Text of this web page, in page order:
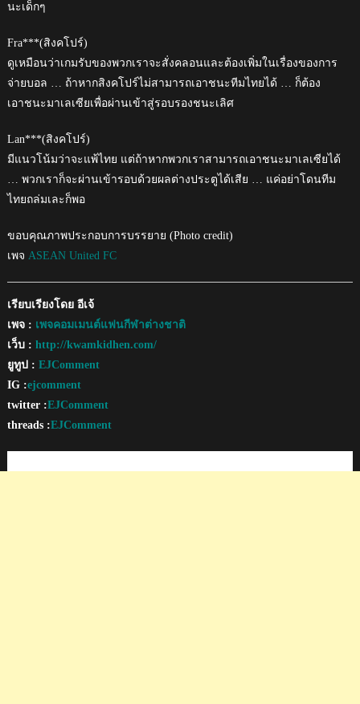
นะเด็กๆ
Fra***(สิงคโปร์)
ดูเหมือนว่าเกมรับของพวกเราจะสั่งคลอนและต้องเพิ่มในเรื่องของการ
จ่ายบอล … ถ้าหากสิงคโปร์ไม่สามารถเอาชนะทีมไทยได้ … ก็ต้อง
เอาชนะมาเลเซียเพื่อผ่านเข้าสู่รอบรองชนะเลิศ
Lan***(สิงคโปร์)
มีแนวโน้มว่าจะแพ้ไทย แต่ถ้าหากพวกเราสามารถเอาชนะมาเลเซียได้
… พวกเราก็จะผ่านเข้ารอบด้วยผลต่างประตูได้เสีย … แค่อย่าโดนทีม
ไทยถล่มเละก็พอ
ขอบคุณภาพประกอบการบรรยาย (Photo credit)
เพจ ASEAN United FC
เรียบเรียงโดย อีเจ้
เพจ : เพจคอมเมนต์แฟนกีฬาต่างชาติ
เว็บ : http://kwamkidhen.com/
ยูทูป : EJComment
IG :ejcomment
twitter :EJComment
threads :EJComment